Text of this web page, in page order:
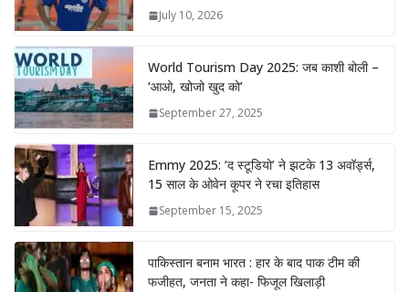
July 10, 2026
World Tourism Day 2025: जब काशी बोली –
‘आओ, खोजो खुद को’
September 27, 2025
Emmy 2025: ‘द स्टूडियो’ ने झटके 13 अवॉर्ड्स,
15 साल के ओवेन कूपर ने रचा इतिहास
September 15, 2025
पाकिस्तान बनाम भारत : हार के बाद पाक टीम की
फजीहत, जनता ने कहा- फिजूल खिलाड़ी